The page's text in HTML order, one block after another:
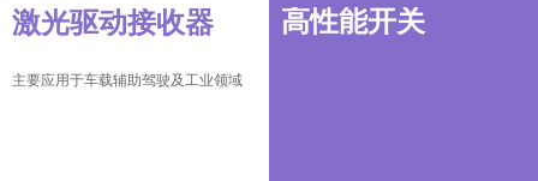
激光驱动接收器
主要应用于车载辅助驾驶及工业领域
高性能开关